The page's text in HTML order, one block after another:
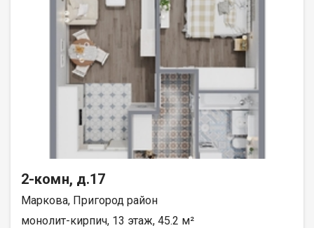
2-комн, д.17
Маркова, Пригород район
монолит-кирпич, 13 этаж, 45.2 м²